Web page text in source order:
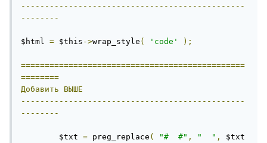
-----------------------------------------------
--------
$html = $this ->wrap_style ( 'code' );
===============================================
========
Добавить
ВЫШЕ
-----------------------------------------------
--------
$txt = preg_replace ( "#  #" , "  " ,